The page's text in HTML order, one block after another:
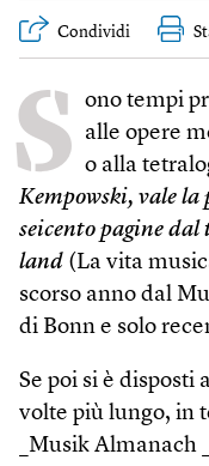
Condividi
S ono tempi
alle opere
o alla
Kempowski, vale
seicento pagine
land (La vita
scorso anno dal
di Bonn e solo
Se poi si è
volte più lungo, in
_Musik Almanach